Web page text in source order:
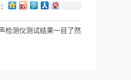
检测仪测试结果一目了然